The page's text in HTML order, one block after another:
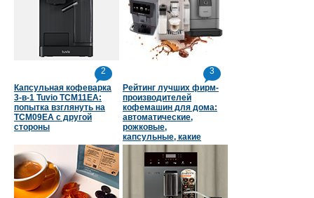
2
Капсульная кофеварка
3-в-1 Tuvio TCM11EA:
попытка взглянуть на
TCM09EA с другой
стороны
3
Рейтинг лучших фирм-
производителей
кофемашин для дома:
автоматические,
рожковые,
капсульные, какие
страны в топе